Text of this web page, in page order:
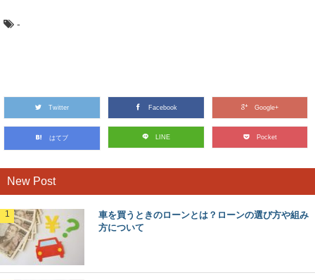
面接に失敗しない高校入試の面接マナー・注
意点やポイントを解説！
産後に義実家を嫌いになる女性は多い！嫌い
になる理由と対処法
-
Twitter Facebook Google+
はてブ LINE Pocket
New Post
車を買うときのローンとは？ローンの選び方や組み
方について